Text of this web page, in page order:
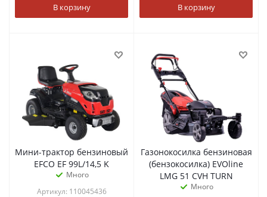
В корзину В корзину
Мини-трактор бензиновый
EFCO EF 99L/14,5 K
Много
Артикул: 110045436
Газонокосилка бензиновая
(бензокосилка) EVOline
LMG 51 CVH TURN
Много